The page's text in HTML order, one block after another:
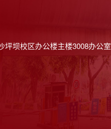
坪坝校区办公楼主楼3008办公室